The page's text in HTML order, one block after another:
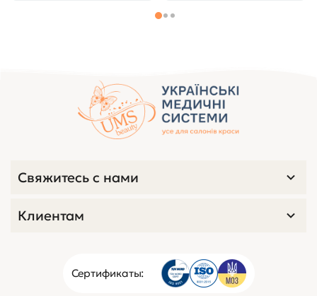
Сертификаты:
Свяжитесь с нами
Клиентам